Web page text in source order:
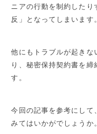
ニアの行動を制約したり
反」となってしまいます。
他にもトラブルが起きな
り、秘密保持契約書を締
す。
今回の記事を参考にして
みてはいかがでしょうか。